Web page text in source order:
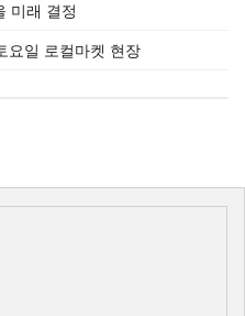
미래 결정
요일 로컬마켓 현장